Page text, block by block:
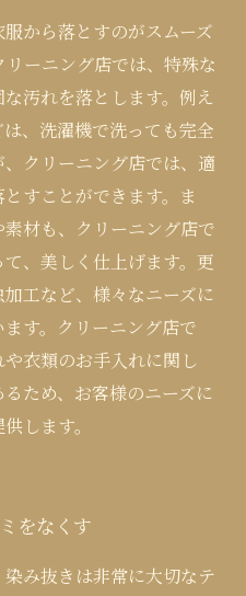
から落とすのがスムーズ
ーニング店では、特殊な
汚れを落とします。例え
、洗濯機で洗っても完全
クリーニング店では、適
すことができます。ま
材も、クリーニング店で
、美しく仕上げます。更
工など、様々なニーズに
す。クリーニング店で
衣類のお手入れに関し
ため、お客様のニーズに
します。
をなくす
み抜きは非常に大切なテ